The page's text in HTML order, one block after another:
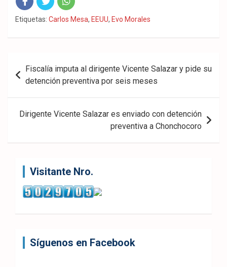
Fac
eb
Twit
ter
Wha
tsA
Etiquetas: Carlos Mesa, EEUU, Evo Morales
Navegación
de
entradas
Fiscalía imputa al dirigente Vicente Salazar y pide su
detención preventiva por seis meses
Dirigente Vicente Salazar es enviado con detención
preventiva a Chonchocoro
Visitante Nro.
Síguenos en Facebook